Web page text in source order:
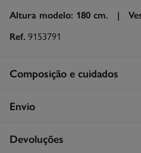
Altura modelo: 180 cm. |
Ref. 9153791
Composição e cuidados
Composição
Cuidados
Envio
Levantamento na loja em
Continental
Devoluções